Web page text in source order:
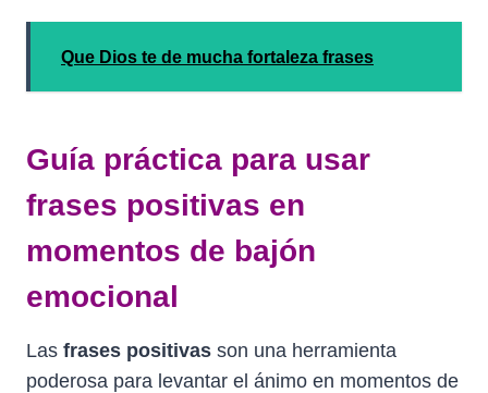
Que Dios te de mucha fortaleza frases
Guía práctica para usar
frases positivas en
momentos de bajón
emocional
Las frases positivas son una herramienta
poderosa para levantar el ánimo en momentos de